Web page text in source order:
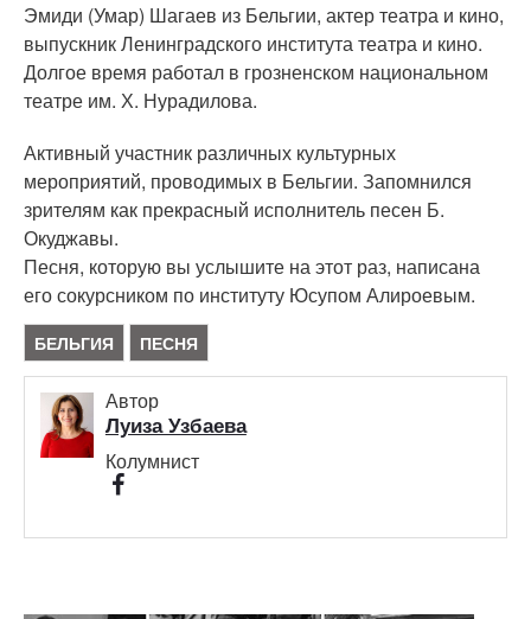
Эмиди (Умар) Шагаев из Бельгии, актер театра и кино,
выпускник Ленинградского института театра и кино.
Долгое время работал в грозненском национальном
театре им. Х. Нурадилова.
Активный участник различных культурных
мероприятий, проводимых в Бельгии. Запомнился
зрителям как прекрасный исполнитель песен Б.
Окуджавы.
Песня, которую вы услышите на этот раз, написана
его сокурсником по институту Юсупом Алироевым.
БЕЛЬГИЯ ПЕСНЯ
Автор
Луиза Узбаева
Колумнист